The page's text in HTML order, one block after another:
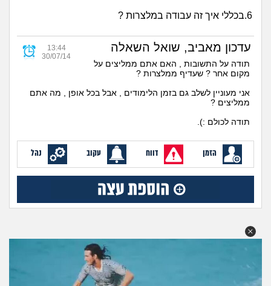
חברים ואנשים
שומרים על הגוף
פיננסי וכלכלה
בין הסדינים
יוקר המחיה
6.בכללי איך זה עבודה במלצרות ?
עדכון מאביב, שואל השאלה
13:44
30/07/14
תודה על התשובות , האם אתם ממליצים על
מקום אחר ? שעדיף ממלצרות ?
אני מעוניין לשלב גם בזמן הלימודים , אבל בכל אופן , מה אתם
ממליצים ?
תודה לכולם :).
הזמן דווח עקוב נהל